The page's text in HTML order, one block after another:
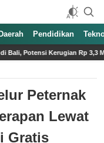
Daerah Pendidikan
3,3 M Sopir dan Kernet
Peternak
Lewat
Gratis